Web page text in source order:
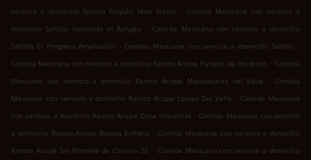
servicio a domicilio Saltillo Froylán Mier Narro
. Comida Mexicana con servicio a
domicilio Saltillo Hacienda el Refugio
. Comida Mexicana con servicio a domicilio
Saltillo El Progreso Ampliación . Comida Mexicana con servicio a domicilio Saltillo .
Comida Mexicana con servicio a domicilio Ramos Arizpe Parajes de los pinos . Comida
Mexicana con servicio a domicilio Ramos Arizpe Manantiales del Valle
. Comida
Mexicana con servicio a domicilio Ramos Arizpe Lomas Del Valle . Comida Mexicana
con servicio a domicilio Ramos Arizpe Zona Industrial . Comida Mexicana con servicio
a domicilio Ramos Arizpe Blanca Esthela . Comida Mexicana con servicio a domicilio
Ramos Arizpe Sin Nombre de Colonia 25 . Comida Mexicana con servicio a domicilio